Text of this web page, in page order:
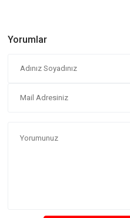
Yorumlar